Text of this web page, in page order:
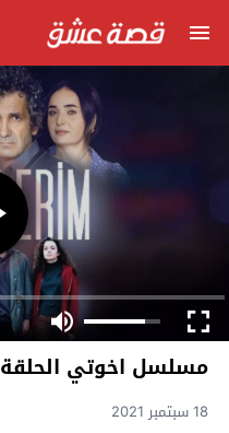
مسلسل اخوتي الحلقة 20
18 سبتمبر 2021